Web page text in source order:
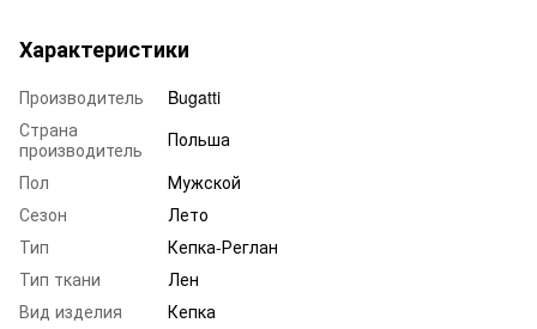
Характеристики
Производитель
Bugatti
Страна
производитель
Польша
Пол
Мужской
Сезон
Лето
Тип
Кепка-Реглан
Тип ткани
Лен
Вид изделия
Кепка